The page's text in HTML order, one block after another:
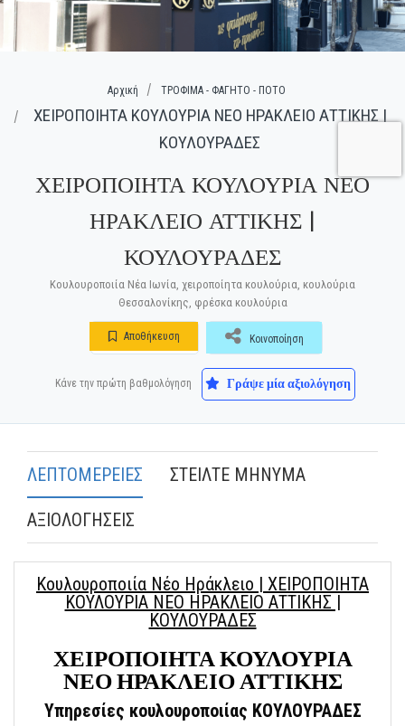
Αρχική ΤΡΟΦΙΜΑ - ΦΑΓΗΤΟ - ΠΟΤΟ
ΧΕΙΡΟΠΟΙΗΤΑ ΚΟΥΛΟΥΡΙΑ ΝΕΟ ΗΡΑΚΛΕΙΟ ΑΤΤΙΚΗΣ |
ΚΟΥΛΟΥΡΑΔΕΣ
ΧΕΙΡΟΠΟΙΗΤΑ ΚΟΥΛΟΥΡΙΑ ΝΕΟ
ΗΡΑΚΛΕΙΟ ΑΤΤΙΚΗΣ |
ΚΟΥΛΟΥΡΑΔΕΣ
Κουλουροποιία Νέα Ιωνία, χειροποίητα κουλούρια, κουλούρια
Θεσσαλονίκης, φρέσκα κουλούρια
Αποθήκευση Κοινοποίηση
Κάνε την πρώτη βαθμολόγηση Γράψε μία αξιολόγηση
ΛΕΠΤΟΜΕΡΕΙΕΣ ΣΤΕΙΛΤΕ ΜΗΝΥΜΑ
ΑΞΙΟΛΟΓΗΣΕΙΣ
Κουλουροποιία Νέο Ηράκλειο | ΧΕΙΡΟΠΟΙΗΤΑ
ΚΟΥΛΟΥΡΙΑ ΝΕΟ ΗΡΑΚΛΕΙΟ ΑΤΤΙΚΗΣ |
ΚΟΥΛΟΥΡΑΔΕΣ
ΧΕΙΡΟΠΟΙΗΤΑ ΚΟΥΛΟΥΡΙΑ
ΝΕΟ ΗΡΑΚΛΕΙΟ ΑΤΤΙΚΗΣ
Υπηρεσίες κουλουροποιίας ΚΟΥΛΟΥΡΑΔΕΣ